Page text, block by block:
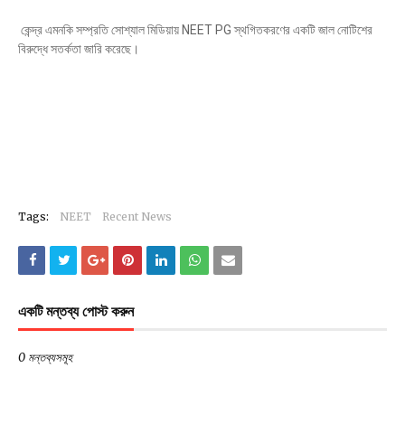
কেন্দ্র এমনকি সম্প্রতি সোশ্যাল মিডিয়ায় NEET PG স্থগিতকরণের একটি জাল নোটিশের
বিরুদ্ধে সতর্কতা জারি করেছে।
Tags: NEET Recent News
একটি মন্তব্য পোস্ট করুন
0 মন্তব্যসমূহ